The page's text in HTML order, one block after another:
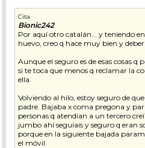
Cita
Bionic242
Por aquí otro catalán... y teniendo
huevo, creo q hace muy bien y
Aunque el seguro es de esas cosas q
si te toca que menos q reclamar la
ella.
Volviendo al hilo, estoy seguro de
padre. Bajaba x coma pregona y
personas q atendían a un tercero
jumbo ahí seguíais y seguro q eran
porque en la siguiente bajada
el móvil.